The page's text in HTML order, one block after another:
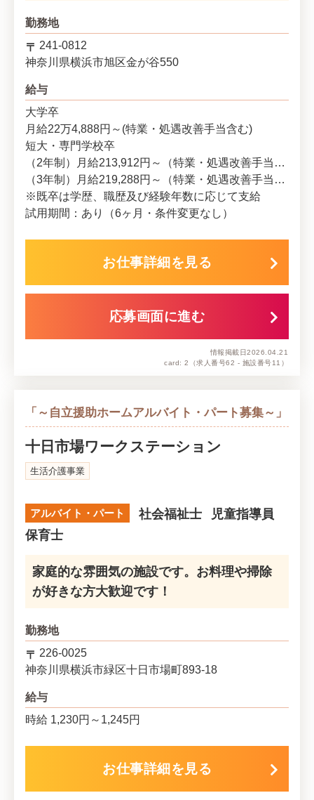
勤務地
241-0812
神奈川県横浜市旭区金が谷550
給与
大学卒
月給22万4,888円～(特業・処遇改善手当含む)
短大・専門学校卒
（2年制）月給213,912円～（特業・処遇改善手当含む）
（3年制）月給219,288円～（特業・処遇改善手当含む）
※既卒は学歴、職歴及び経験年数に応じて支給
試用期間：あり（6ヶ月・条件変更なし）
お仕事詳細を見る
応募画面に進む
情報掲載日2026.04.21
card: 2
（求人番号62 - 施設番号11）
「～自立援助ホームアルバイト・パート募集～」
十日市場ワークステーション
生活介護事業
アルバイト・パート 社会福祉士
児童指導員
保育士
家庭的な雰囲気の施設です。お料理や掃除
が好きな方大歓迎です！
勤務地
226-0025
神奈川県横浜市緑区十日市場町893-18
給与
時給 1,230円～1,245円
お仕事詳細を見る